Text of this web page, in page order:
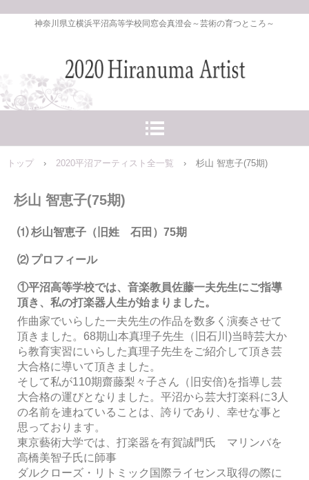
神奈川県立横浜平沼高等学校同窓会真澄会～芸術の育つところ～
トップ › 2020平沼アーティスト全一覧 › 杉山 智恵子(75期)
杉山 智恵子(75期)
⑴ 杉山智恵子（旧姓 石田）75期
⑵ プロフィール
①平沼高等学校では、音楽教員佐藤一夫先生にご指導
頂き、私の打楽器人生が始まりました。
作曲家でいらした一夫先生の作品を数多く演奏させて
頂きました。68期山本真理子先生（旧石川)当時芸大か
ら教育実習にいら した真理子先生をご紹介して頂き芸
大合格に導いて頂きました。
そして私が110期齋藤梨々子さん（旧安倍)を指導し芸
大合格の運びと なりました。平沼から芸大打楽科に3人
の名前を連ねていることは、誇りであり、幸せな事と
思っております。
東京藝術大学では、打楽器を有賀誠門氏 マリンバを
高橋美智子氏に師事
ダルクローズ・リトミック国際ライセンス取得の際に